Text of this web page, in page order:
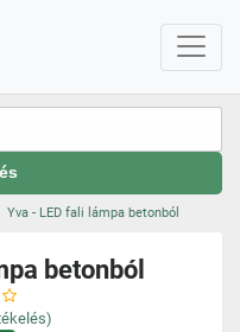
Yva - LED fali lámpa betonból
betonból